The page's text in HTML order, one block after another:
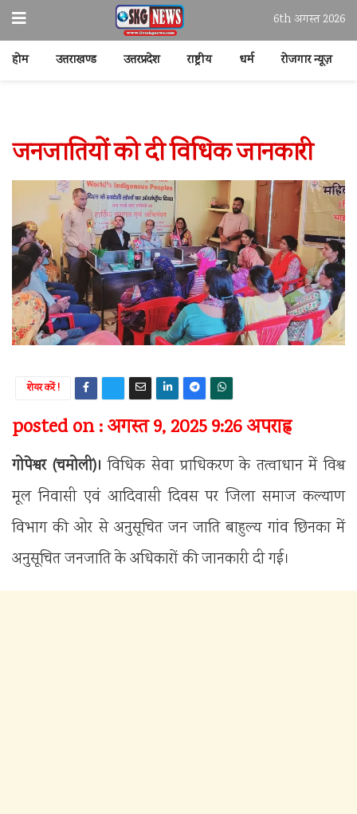
6th अगस्त 2026
होम उत्तराखण्ड उत्तरप्रदेश राष्ट्रीय धर्म रोजगार न्यूज़
जनजातियों को दी विधिक जानकारी
शेयर करें !
posted on : अगस्त 9, 2025 9:26 अपराह्न
गोपेश्वर (चमोली)। विधिक सेवा प्राधिकरण के तत्वाधान में विश्व
मूल निवासी एवं आदिवासी दिवस पर जिला समाज कल्याण
विभाग की ओर से अनुसूचित जन जाति बाहुल्य गांव छिनका में
अनुसूचित जनजाति के अधिकारों की जानकारी दी गई।